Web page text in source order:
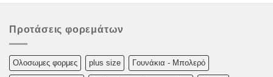
Προτάσεις φορεμάτων
Oλoσωμες φoρμες plus size Γουνάκια - Μπολερό